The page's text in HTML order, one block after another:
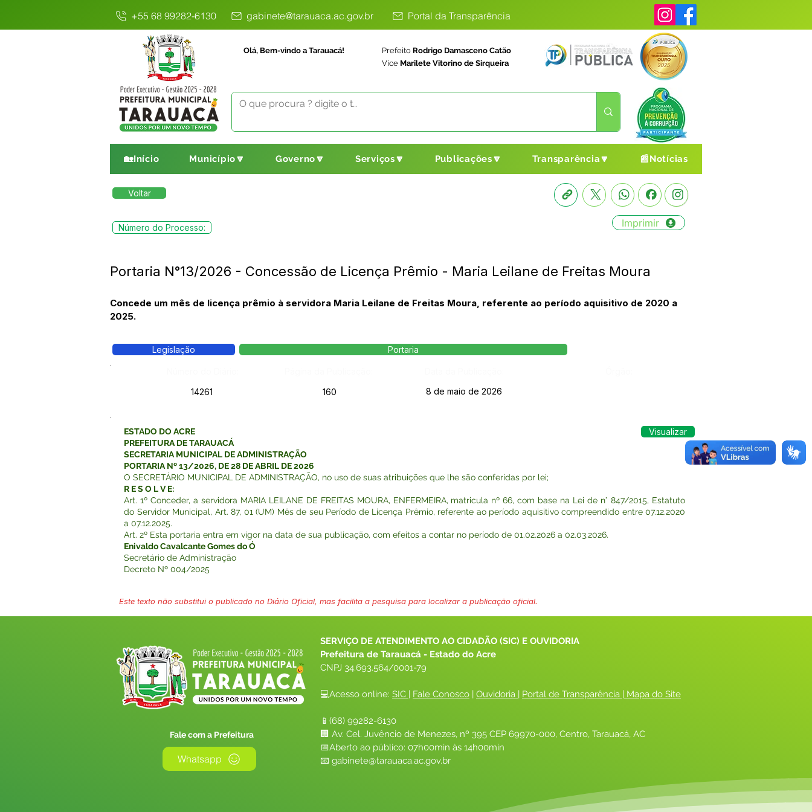
+55 68 99282-6130 gabinete@tarauaca.ac.gov.br Portal da Transparência
Olá, Bem-vindo a Tarauacá! Prefeito Rodrigo Damasceno Catão
Vice Marilete Vitorino de Sirqueira
🏡Início Município🔽 Governo🔽 Serviços🔽 Publicações🔽 Transparência🔽 📰Notícias
Voltar
Número do Processo: Imprimir
Portaria N°13/2026 - Concessão de Licença Prêmio - Maria Leilane de Freitas Moura
Concede um mês de licença prêmio à servidora Maria Leilane de Freitas Moura, referente ao período aquisitivo de 2020 a
2025.
Legislação Portaria
14261
160 8 de maio de 2026
ESTADO DO ACRE
PREFEITURA DE TARAUACÁ
SECRETARIA MUNICIPAL DE ADMINISTRAÇÃO
PORTARIA Nº 13/2026, DE 28 DE ABRIL DE 2026
O SECRETÁRIO MUNICIPAL DE ADMINISTRAÇÃO, no uso de suas atribuições que lhe são conferidas por lei;
R E S O L V E:
Art. 1º Conceder, a servidora MARIA LEILANE DE FREITAS MOURA, ENFERMEIRA, matricula nº 66, com base na Lei de n° 847/2015, Estatuto
do Servidor Municipal, Art. 87, 01 (UM) Mês de seu Período de Licença Prêmio, referente ao período aquisitivo compreendido entre 07.12.2020
a 07.12.2025.
Art. 2º Esta portaria entra em vigor na data de sua publicação, com efeitos a contar no período de 01.02.2026 a 02.03.2026.
Enivaldo Cavalcante Gomes do Ó
Secretário de Administração
Decreto Nº 004/2025
Visualizar
Este texto não substitui o publicado no Diário Oficial, mas facilita a pesquisa para localizar a publicação oficial.
Fale com a Prefeitura
Whatsapp
SERVIÇO DE ATENDIMENTO AO CIDADÃO (SIC) E OUVIDORIA
Prefeitura de Tarauacá - Estado do Acre
CNPJ 34.693.564/0001-79
💻Acesso online: SIC | Fale Conosco | Ouvidoria | Portal de Transparência | Mapa do Site
📱(68) 99282-6130
🏢 Av. Cel. Juvêncio de Menezes, nº 395 CEP 69970-000, Centro, Tarauacá, AC
📅Aberto ao público: 07h00min às 14h00min
📧 gabinete@tarauaca.ac.gov.br